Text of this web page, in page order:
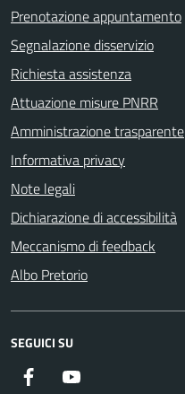
Prenotazione appuntamento
Segnalazione disservizio
Richiesta assistenza
Attuazione misure PNRR
Amministrazione trasparente
Informativa privacy
Note legali
Dichiarazione di accessibilità
Meccanismo di feedback
Albo Pretorio
SEGUICI SU
Facebook